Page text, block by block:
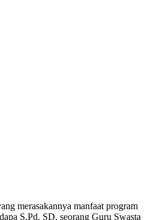
merasakannya manfaat program
S.Pd. SD, seorang Guru Swasta